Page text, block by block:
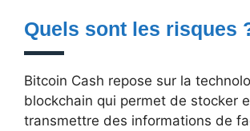
Quels sont les risques
Bitcoin Cash repose sur la
blockchain qui permet de stocker
transmettre des informations de